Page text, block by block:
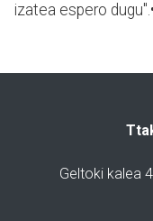
izatea espero dugu".•
Geltoki kalea